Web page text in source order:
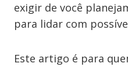
exigir de você
para lidar com
Este artigo é para